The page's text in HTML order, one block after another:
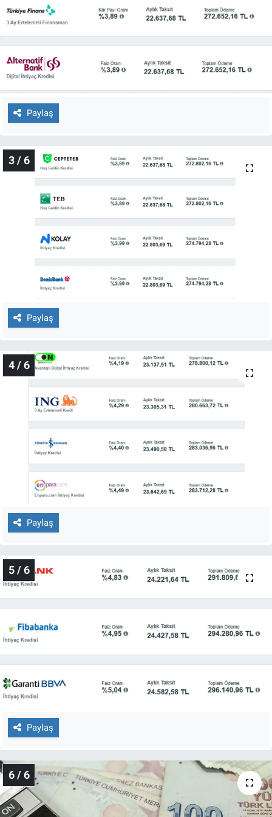
Paylaş
3 / 6
Paylaş
4 / 6
Paylaş
5 / 6
Paylaş
6 / 6
Nedir
Popüler
Programlar
Teknoloji
Türkiye'nin Geleceği
Türkiye'nin Gündemi
Yerel Gündem
Yerel Yaşam
Canlı Yayın